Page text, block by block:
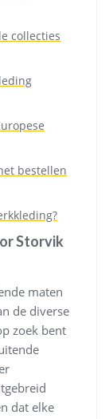
collecties
bestellen
Storvik
maten
de diverse
zoek bent
dat elke